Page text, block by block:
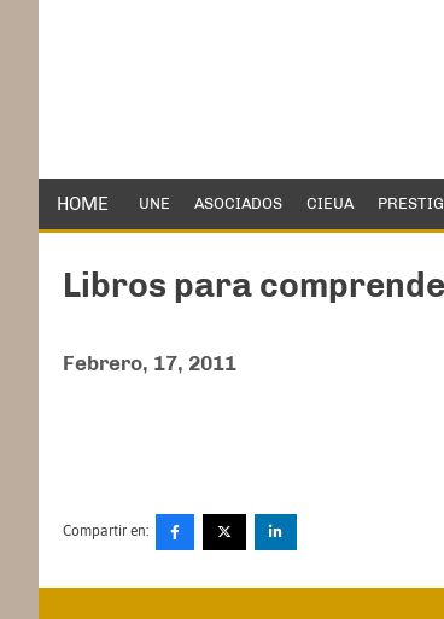
HOME UNE ASOCIADOS CIEUA
Libros para
Febrero, 17, 2011
Compartir en: